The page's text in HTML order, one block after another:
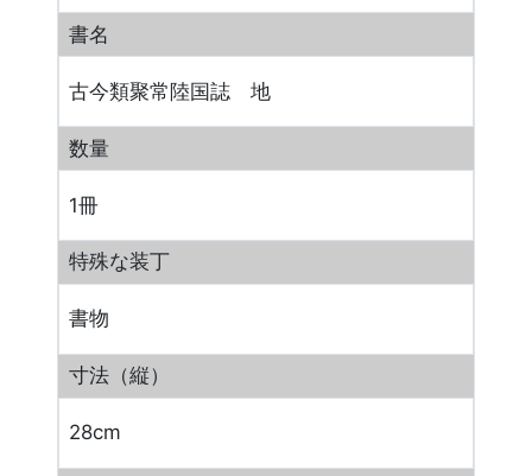
書名
古今類聚常陸国誌 地
数量
1冊
特殊な装丁
書物
寸法（縦）
28cm